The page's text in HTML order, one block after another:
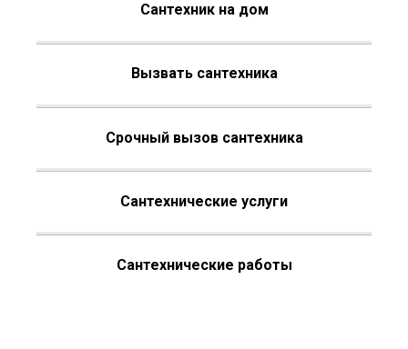
Сантехник на дом
Вызвать сантехника
Срочный вызов сантехника
Сантехнические услуги
Сантехнические работы